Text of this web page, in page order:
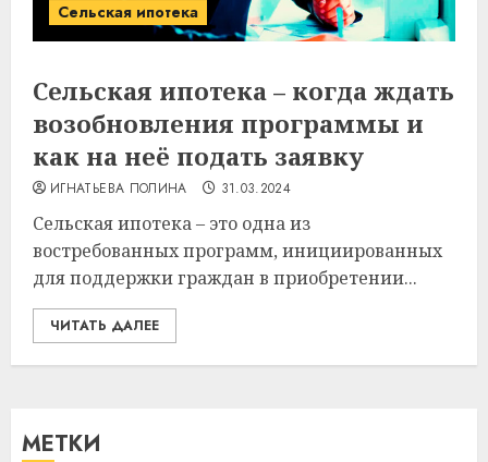
Сельская ипотека
Сельская ипотека – когда ждать
возобновления программы и
как на неё подать заявку
ИГНАТЬЕВА ПОЛИНА 31.03.2024
Сельская ипотека – это одна из
востребованных программ, инициированных
для поддержки граждан в приобретении...
ЧИТАТЬ ДАЛЕЕ
МЕТКИ